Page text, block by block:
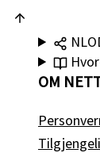
OM